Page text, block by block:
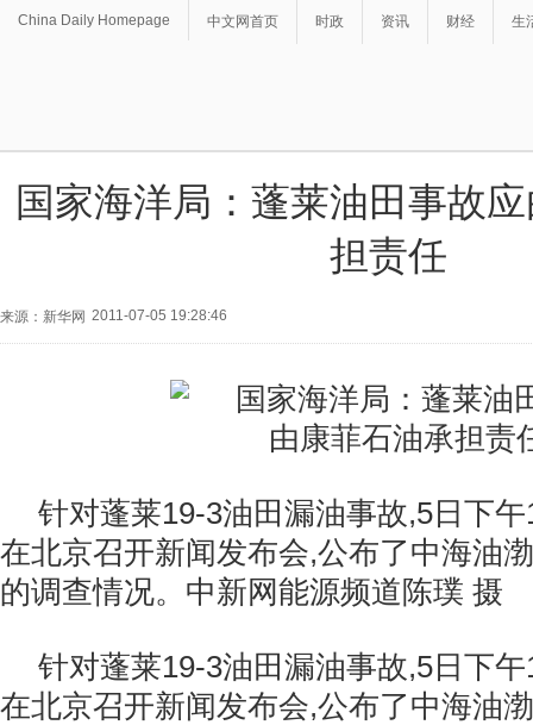
China Daily Homepage 中文网首页 时政 资讯 财经 生
国家海洋局：蓬莱油田事故
担责任
来源：新华网 2011-07-05 19:28:46
针对蓬莱19-3油田漏油事故,5日下
在北京召开新闻发布会,公布了中海油
的调查情况。中新网能源频道陈璞 摄
针对蓬莱19-3油田漏油事故,5日下
在北京召开新闻发布会,公布了中海油